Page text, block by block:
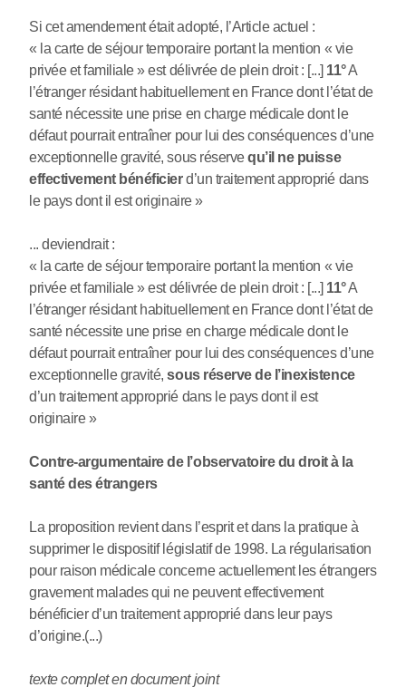
Si cet amendement était adopté, l’Article actuel :
« la carte de séjour temporaire portant la mention « vie
privée et familiale » est délivrée de plein droit : [...] 11°A
l’étranger résidant habituellement en France dont l’état de
santé nécessite une prise en charge médicale dont le
défaut pourrait entraîner pour lui des conséquences d’une
exceptionnelle gravité, sous réservequ’il ne puisse
effectivement bénéficierd’un traitement approprié dans
le pays dont il est originaire »
... deviendrait :
« la carte de séjour temporaire portant la mention « vie
privée et familiale » est délivrée de plein droit : [...] 11°A
l’étranger résidant habituellement en France dont l’état de
santé nécessite une prise en charge médicale dont le
défaut pourrait entraîner pour lui des conséquences d’une
exceptionnelle gravité,sous réserve de l’inexistence
d’un traitement approprié dans le pays dont il est
originaire »
Contre-argumentaire de l’observatoire du droit à la
santé des étrangers
La proposition revient dans l’esprit et dans la pratique à
supprimer le dispositif législatif de 1998. La régularisation
pour raison médicale concerne actuellement les étrangers
gravement malades qui ne peuvent effectivement
bénéficier d’un traitement approprié dans leur pays
d’origine.(...)
texte complet en document joint